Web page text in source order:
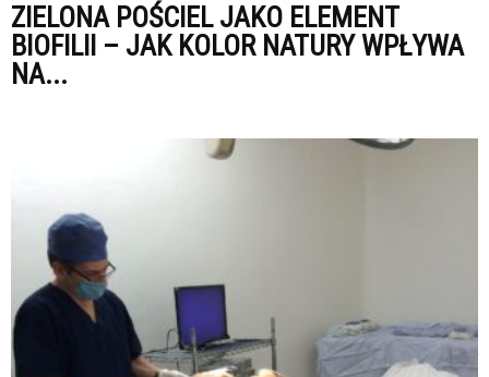
ZIELONA POŚCIEL JAKO ELEMENT
BIOFILII – JAK KOLOR NATURY WPŁYWA
NA...